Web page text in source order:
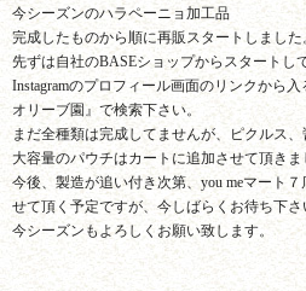
今シーズンのハラペーニョ加工品
完成したものから順に再販スタートしました
先ずは自社のBASEショップからスタートし
Instagramのプロフィール画面のリンクから
オリーブ園』で検索下さい。
まだ全種類は完成してませんが、ピクルス
大容量のパウチはカートに追加させて頂きま
今後、製造が追い付き次第、you meマート
せて頂く予定ですが、今しばらくお待ち下さ
今シーズンもよろしくお願い致します。